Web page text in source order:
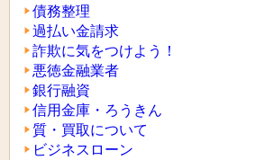
債務整理
過払い金請求
詐欺に気をつけよう！
悪徳金融業者
銀行融資
信用金庫・ろうきん
質・買取について
ビジネスローン